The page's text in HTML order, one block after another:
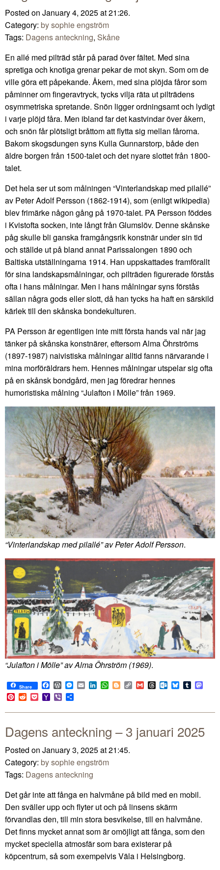
Posted on January 4, 2025 at 21:26.
Category: by sophie engström
Tags: Dagens anteckning, Skåne
En allé med pilträd står på parad över fältet. Med sina
spretiga och knotiga grenar pekar de mot skyn. Som om de
ville göra ett påpekande. Åkern, med sina plöjda fåror som
påminner om fingeravtryck, tycks vilja räta ut pilträdens
osymmetriska spretande. Snön ligger ordningsamt och lydigt
i varje plöjd fåra. Men ibland far det kastvindar över åkern,
och snön får plötsligt bråttom att flytta sig mellan fårorna.
Bakom skogsdungen syns Kulla Gunnarstorp, både den
äldre borgen från 1500-talet och det nyare slottet från 1800-
talet.
Det hela ser ut som målningen “Vinterlandskap med pilallé”
av Peter Adolf Persson (1862-1914), som (enligt wikipedia)
blev frimärke någon gång på 1970-talet. PA Persson föddes
i Kvistofta socken, inte långt från Glumslöv. Denne skånske
påg skulle bli ganska framgångsrik konstnär under sin tid
och ställde ut på bland annat Parissalongen 1890 och
Baltiska utställningarna 1914. Han uppskattades framförallt
för sina landskapsmålningar, och pilträden figurerade förstås
ofta i hans målningar. Men i hans målningar syns förstås
sällan några gods eller slott, då han tycks ha haft en särskild
kärlek till den skånska bondekulturen.
PA Persson är egentligen inte mitt första hands val när jag
tänker på skånska konstnärer, eftersom Alma Öhrströms
(1897-1987) naivistiska målningar alltid fanns närvarande i
mina morföräldrars hem. Hennes målningar utspelar sig ofta
på en skånsk bondgård, men jag föredrar hennes
humoristiska målning “Julafton i Mölle” från 1969.
“Vinterlandskap med pilallé” av Peter Adolf Persson.
“Julafton i Mölle” av Alma Öhrström (1969).
Share Facebook
WordPress
Messenger
EmailLinkedIn
WhatsApp
BloggerCopy
Link
GmailThreadsOutlook.com
BlueskyTumblr
Pinterest
RedditPocketYahoo
Mail
Viber
Dagens anteckning – 3 januari 2025
Posted on January 3, 2025 at 21:45.
Category: by sophie engström
Tags: Dagens anteckning
Det går inte att fånga en halvmåne på bild med en mobil.
Den sväller upp och flyter ut och på linsens skärm
förvandlas den, till min stora besvikelse, till en halvmåne.
Det finns mycket annat som är omöjligt att fånga, som den
mycket speciella atmosfär som bara existerar på
köpcentrum, så som exempelvis Väla i Helsingborg.